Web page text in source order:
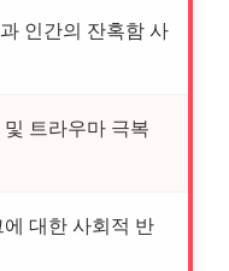
인간의 잔혹함 사
트라우마 극복
대한 사회적 반